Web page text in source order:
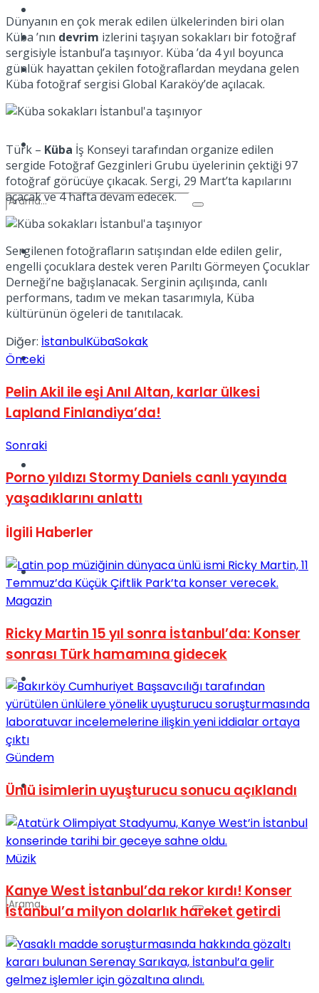
Kadınca
Dünya
Türkiye
Müzik
Tatil
Spor
Podcast
Podcast
No Result
View All Result
Dünyanın en çok merak edilen ülkelerinden biri olan
Küba ’nın devrim izlerini taşıyan sokakları bir fotoğraf
sergisiyle İstanbul’a taşınıyor. Küba ’da 4 yıl boyunca
günlük hayattan çekilen fotoğraflardan meydana gelen
Küba fotoğraf sergisi Global Karaköy’de açılacak.
Türk – Küba İş Konseyi tarafından organize edilen
sergide Fotoğraf Gezginleri Grubu üyelerinin çektiği 97
fotoğraf görücüye çıkacak. Sergi, 29 Mart’ta kapılarını
açacak ve 4 hafta devam edecek.
Sergilenen fotoğrafların satışından elde edilen gelir,
engelli çocuklara destek veren Parıltı Görmeyen Çocuklar
Derneği’ne bağışlanacak. Serginin açılışında, canlı
performans, tadım ve mekan tasarımıyla, Küba
kültürünün ögeleri de tanıtılacak.
Diğer: İstanbulKübaSokak
Önceki
Pelin Akil ile eşi Anıl Altan, karlar ülkesi
Lapland Finlandiya’da!
Sonraki
Porno yıldızı Stormy Daniels canlı yayında
yaşadıklarını anlattı
İlgili Haberler
Magazin
Ricky Martin 15 yıl sonra İstanbul’da: Konser
sonrası Türk hamamına gidecek
Gündem
Ünlü isimlerin uyuşturucu sonucu açıklandı
Müzik
Kanye West İstanbul’da rekor kırdı! Konser
İstanbul’a milyon dolarlık hareket getirdi